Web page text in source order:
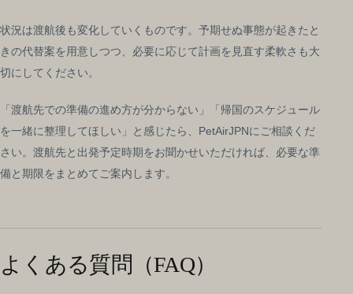
状況は渡航後も変化していくものです。予期せぬ事態が起きたと
きの代替案を用意しつつ、必要に応じて計画を見直す柔軟さも大
切にしてください。
「渡航先での準備の進め方が分からない」「帰国のスケジュール
を一緒に整理してほしい」と感じたら、PetAirJPNにご相談くだ
さい。渡航先と出発予定時期をお聞かせいただければ、必要な準
備と期限をまとめてご案内します。
よくある質問（FAQ）